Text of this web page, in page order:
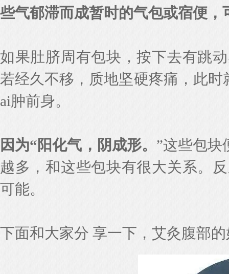
些气郁滞而成暂时的气包或宿便，
如果肚脐周有包块，按下去有跳
若经久不移，质地坚硬疼痛，此
ai肿前身。
因为“阳化气，阴成形。 ”这些包块
越多，和这些包块有很大关系。
可能。
下面和大家分 享一下，艾灸腹部